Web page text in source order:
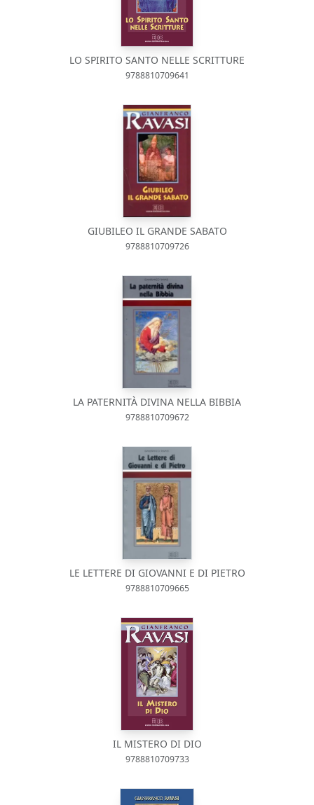
LO SPIRITO SANTO NELLE SCRITTURE
9788810709641
GIUBILEO IL GRANDE SABATO
9788810709726
LA PATERNITÀ DIVINA NELLA BIBBIA
9788810709672
LE LETTERE DI GIOVANNI E DI PIETRO
9788810709665
IL MISTERO DI DIO
9788810709733